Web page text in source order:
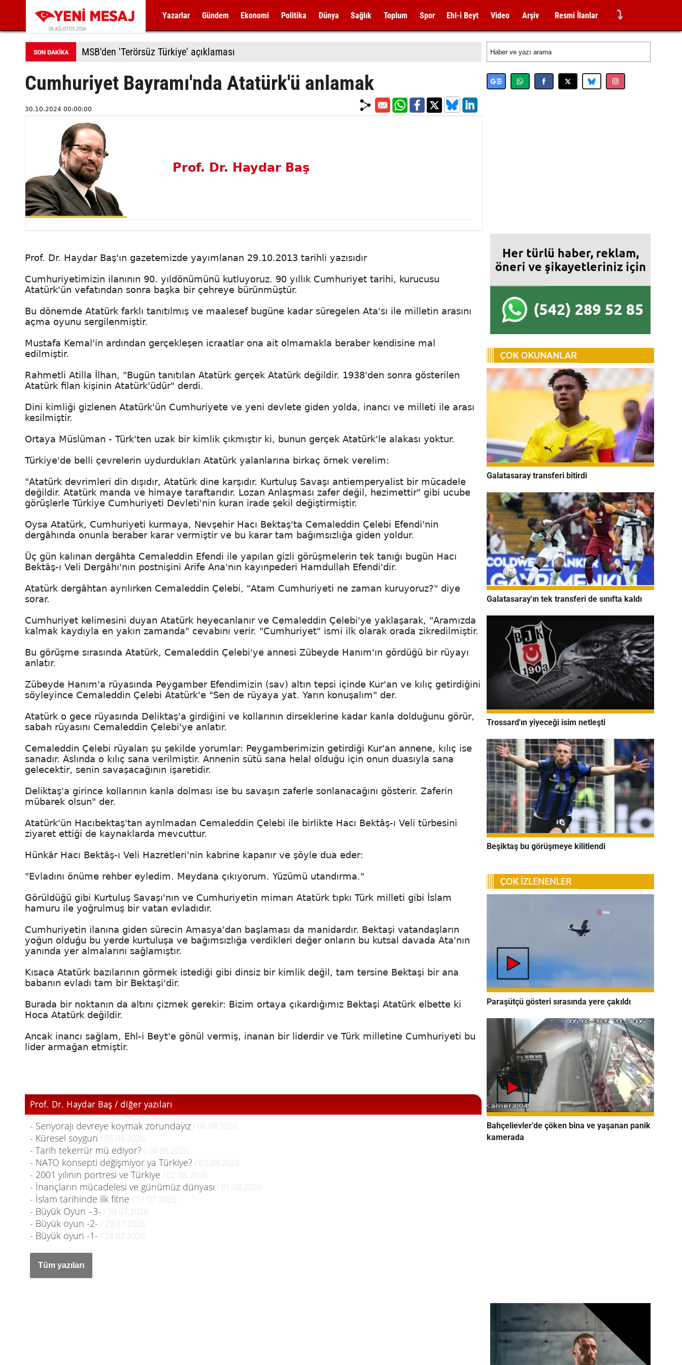
06 AĞUSTOS 2026
Yazarlar Gündem Ekonomi Politika Dünya Sağlık Toplum Spor Ehl-i Beyt Video Arşiv Resmi İlanlar ⤵
MSB'den 'Terörsüz Türkiye' açıklaması
Cumhuriyet Bayramı'nda Atatürk'ü anlamak
30.10.2024 00:00:00
Prof. Dr. Haydar Baş
Prof. Dr. Haydar Baş'ın gazetemizde yayımlanan 29.10.2013 tarihli yazısıdır
Cumhuriyetimizin ilanının 90. yıldönümünü kutluyoruz. 90 yıllık Cumhuriyet tarihi, kurucusu
Atatürk'ün vefatından sonra başka bir çehreye bürünmüştür.
Bu dönemde Atatürk farklı tanıtılmış ve maalesef bugüne kadar süregelen Ata'sı ile milletin arasını
açma oyunu sergilenmiştir.
Mustafa Kemal'in ardından gerçekleşen icraatlar ona ait olmamakla beraber kendisine mal
edilmiştir.
Rahmetli Atilla İlhan, "Bugün tanıtılan Atatürk gerçek Atatürk değildir. 1938'den sonra gösterilen
Atatürk filan kişinin Atatürk'üdür" derdi.
Dini kimliği gizlenen Atatürk'ün Cumhuriyete ve yeni devlete giden yolda, inancı ve milleti ile arası
kesilmiştir.
Ortaya Müslüman - Türk'ten uzak bir kimlik çıkmıştır ki, bunun gerçek Atatürk'le alakası yoktur.
Türkiye'de belli çevrelerin uydurdukları Atatürk yalanlarına birkaç örnek verelim:
"Atatürk devrimleri din dışıdır, Atatürk dine karşıdır. Kurtuluş Savaşı antiemperyalist bir mücadele
değildir. Atatürk manda ve himaye taraftarıdır. Lozan Anlaşması zafer değil, hezimettir" gibi ucube
görüşlerle Türkiye Cumhuriyeti Devleti'nin kuran irade şekil değiştirmiştir.
Oysa Atatürk, Cumhuriyeti kurmaya, Nevşehir Hacı Bektaş'ta Cemaleddin Çelebi Efendi'nin
dergâhında onunla beraber karar vermiştir ve bu karar tam bağımsızlığa giden yoldur.
Üç gün kalınan dergâhta Cemaleddin Efendi ile yapılan gizli görüşmelerin tek tanığı bugün Hacı
Bektâş-ı Veli Dergâhı'nın postnişini Arife Ana'nın kayınpederi Hamdullah Efendi'dir.
Atatürk dergâhtan ayrılırken Cemaleddin Çelebi, "Atam Cumhuriyeti ne zaman kuruyoruz?" diye
sorar.
Cumhuriyet kelimesini duyan Atatürk heyecanlanır ve Cemaleddin Çelebi'ye yaklaşarak, "Aramızda
kalmak kaydıyla en yakın zamanda" cevabını verir. "Cumhuriyet" ismi ilk olarak orada zikredilmiştir.
Bu görüşme sırasında Atatürk, Cemaleddin Çelebi'ye annesi Zübeyde Hanım'ın gördüğü bir rüyayı
anlatır.
Zübeyde Hanım'a rüyasında Peygamber Efendimizin (sav) altın tepsi içinde Kur'an ve kılıç getirdiğini
söyleyince Cemaleddin Çelebi Atatürk'e "Sen de rüyaya yat. Yarın konuşalım" der.
Atatürk o gece rüyasında Deliktaş'a girdiğini ve kollarının dirseklerine kadar kanla dolduğunu görür,
sabah rüyasını Cemaleddin Çelebi'ye anlatır.
Cemaleddin Çelebi rüyaları şu şekilde yorumlar: Peygamberimizin getirdiği Kur'an annene, kılıç ise
sanadır. Aslında o kılıç sana verilmiştir. Annenin sütü sana helal olduğu için onun duasıyla sana
gelecektir, senin savaşacağının işaretidir.
Deliktaş'a girince kollarının kanla dolması ise bu savaşın zaferle sonlanacağını gösterir. Zaferin
mübarek olsun" der.
Atatürk'ün Hacıbektaş'tan ayrılmadan Cemaleddin Çelebi ile birlikte Hacı Bektâş-ı Veli türbesini
ziyaret ettiği de kaynaklarda mevcuttur.
Hünkâr Hacı Bektâş-ı Veli Hazretleri'nin kabrine kapanır ve şöyle dua eder:
"Evladını önüme rehber eyledim. Meydana çıkıyorum. Yüzümü utandırma."
Görüldüğü gibi Kurtuluş Savaşı'nın ve Cumhuriyetin mimarı Atatürk tıpkı Türk milleti gibi İslam
hamuru ile yoğrulmuş bir vatan evladıdır.
Cumhuriyetin ilanına giden sürecin Amasya'dan başlaması da manidardır. Bektaşi vatandaşların
yoğun olduğu bu yerde kurtuluşa ve bağımsızlığa verdikleri değer onların bu kutsal davada Ata'nın
yanında yer almalarını sağlamıştır.
Kısaca Atatürk bazılarının görmek istediği gibi dinsiz bir kimlik değil, tam tersine Bektaşi bir ana
babanın evladı tam bir Bektaşi'dir.
Burada bir noktanın da altını çizmek gerekir: Bizim ortaya çıkardığımız Bektaşi Atatürk elbette ki
Hoca Atatürk değildir.
Ancak inancı sağlam, Ehl-i Beyt'e gönül vermiş, inanan bir liderdir ve Türk milletine Cumhuriyeti bu
lider armağan etmiştir.
Prof. Dr. Haydar Baş / diğer yazıları
- Senyorajı devreye koymak zorundayız / 06.08.2026
- Küresel soygun / 05.08.2026
- Tarih tekerrür mü ediyor? / 04.08.2026
- NATO konsepti değişmiyor ya Türkiye? / 03.08.2026
- 2001 yılının portresi ve Türkiye / 02.08.2026
- İnançların mücadelesi ve günümüz dünyası / 01.08.2026
- İslam tarihinde ilk fitne / 31.07.2026
- Büyük Oyun –3- / 30.07.2026
- Büyük oyun -2- / 29.07.2026
- Büyük oyun -1- / 28.07.2026
Galatasaray transferi bitirdi
Galatasaray'ın tek transferi de sınıfta kaldı
Trossard'ın yiyeceği isim netleşti
Beşiktaş bu görüşmeye kilitlendi
Paraşütçü gösteri sırasında yere çakıldı
Bahçelievler’de çöken bina ve yaşanan panik
kamerada